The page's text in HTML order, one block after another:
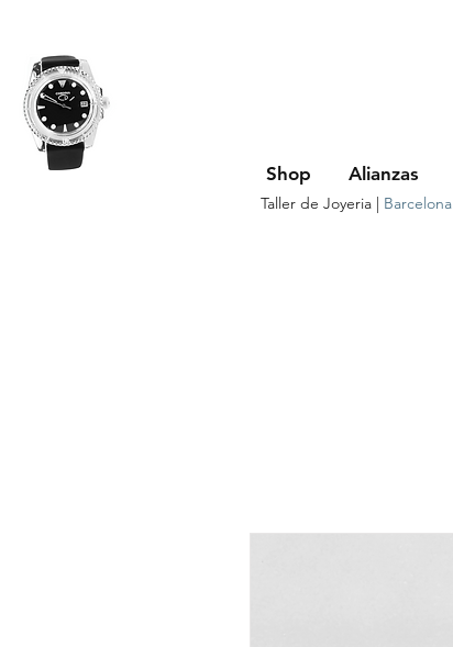
Shop Alianzas
Taller de Joyeria | Barcelona